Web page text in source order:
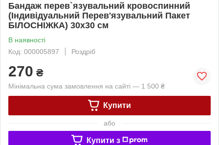
Бандаж перев`язувальний кровоспинний
(Індивідуальний Перев'язувальний Пакет
БІЛОСНІЖКА) 30х30 см
В наявності
Код: 000005897
Роздріб
270 ₴
Мінімальна сума замовлення на сайті — 1 500 ₴
Купити
або
Купити з